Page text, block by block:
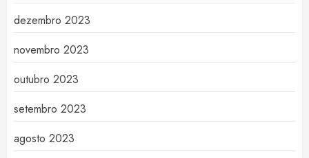
dezembro 2023
novembro 2023
outubro 2023
setembro 2023
agosto 2023